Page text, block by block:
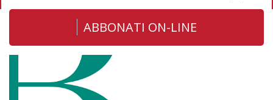
ABBONATI ON-LINE